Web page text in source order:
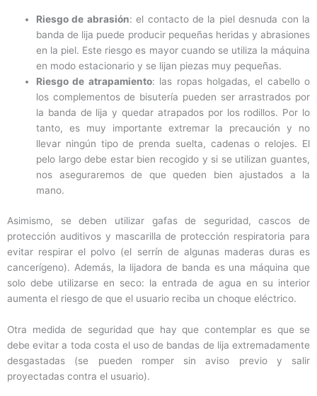
Riesgo de abrasión: el contacto de la piel desnuda con la
banda de lija puede producir pequeñas heridas y abrasiones
en la piel. Este riesgo es mayor cuando se utiliza la máquina
en modo estacionario y se lijan piezas muy pequeñas.
Riesgo de atrapamiento: las ropas holgadas, el cabello o
los complementos de bisutería pueden ser arrastrados por
la banda de lija y quedar atrapados por los rodillos. Por lo
tanto, es muy importante extremar la precaución y no
llevar ningún tipo de prenda suelta, cadenas o relojes. El
pelo largo debe estar bien recogido y si se utilizan guantes,
nos aseguraremos de que queden bien ajustados a la
mano.
Asimismo, se deben utilizar gafas de seguridad, cascos de
protección auditivos y mascarilla de protección respiratoria para
evitar respirar el polvo (el serrín de algunas maderas duras es
cancerígeno). Además, la lijadora de banda es una máquina que
solo debe utilizarse en seco: la entrada de agua en su interior
aumenta el riesgo de que el usuario reciba un choque eléctrico.
Otra medida de seguridad que hay que contemplar es que se
debe evitar a toda costa el uso de bandas de lija extremadamente
desgastadas (se pueden romper sin aviso previo y salir
proyectadas contra el usuario).